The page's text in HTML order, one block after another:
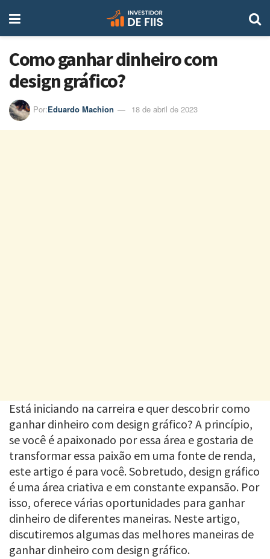
Como ganhar dinheiro com
design gráfico?
Por:Eduardo Machion 18 de abril de 2023
Está iniciando na carreira e quer descobrir como
ganhar dinheiro com design gráfico? A princípio,
se você é apaixonado por essa área e gostaria de
transformar essa paixão em uma fonte de renda,
este artigo é para você. Sobretudo, design gráfico
é uma área criativa e em constante expansão. Por
isso, oferece várias oportunidades para ganhar
dinheiro de diferentes maneiras. Neste artigo,
discutiremos algumas das melhores maneiras de
ganhar dinheiro com design gráfico.